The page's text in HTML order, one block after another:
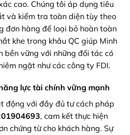
cao. Chúng tôi áp dụng tiêu
và kiểm tra toàn diện tùy theo
đơn hàng để loại bỏ hoàn toàn
khe trong khâu QC giúp Minh
bền vững với những đối tác có
ngặt như các công ty FDI.
lực tài chính vững mạnh
động với đầy đủ tư cách pháp
, cam kết thực hiện
chứng từ cho khách hàng. Sự